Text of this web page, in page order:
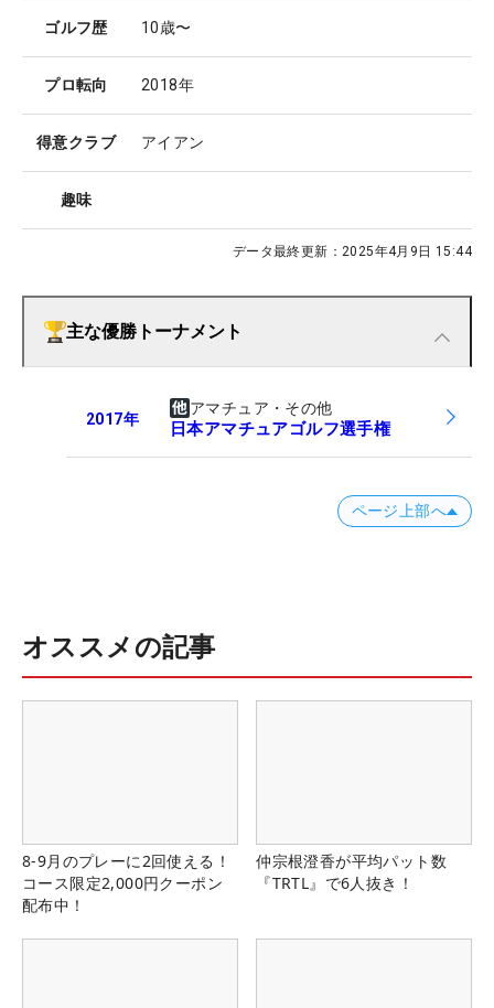
ゴルフ歴 10歳〜
プロ転向 2018年
得意クラブ アイアン
趣味
データ最終更新： 2025年4月9日 15:44
主な優勝トーナメント
2017年
アマチュア・その他
日本アマチュアゴルフ選手権
ページ上部へ
オススメの記事
8-9月のプレーに2回使える！
コース限定2,000円クーポン
配布中！
仲宗根澄香が平均パット数
『TRTL』で6人抜き！